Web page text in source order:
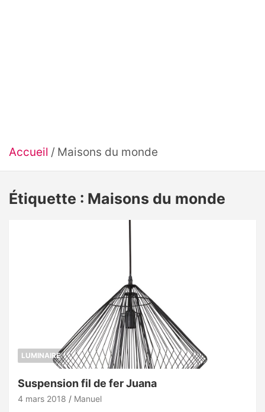
Accueil Maisons du monde
Étiquette : Maisons du monde
LUMINAIRE
Suspension fil de fer Juana
4 mars 2018 Manuel